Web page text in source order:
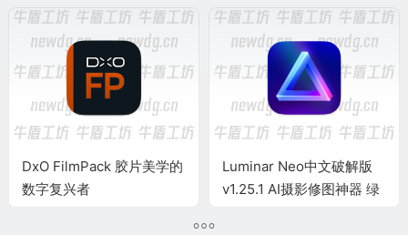
DxO FilmPack 胶片美学的
数字复兴者
Luminar Neo中文破解版
v1.25.1 AI摄影修图神器 绿